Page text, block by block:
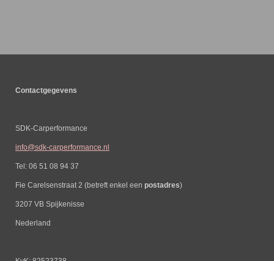
Contactgegevens
SDK-Carperformance
info@sdk-carperformance.nl
Tel: 06 51 08 94 37
Fie Carelsenstraat 2 (betreft enkel een postadres)
3207 VB Spijkenisse
Nederland